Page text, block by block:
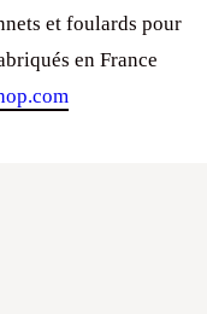
et foulards pour
en France